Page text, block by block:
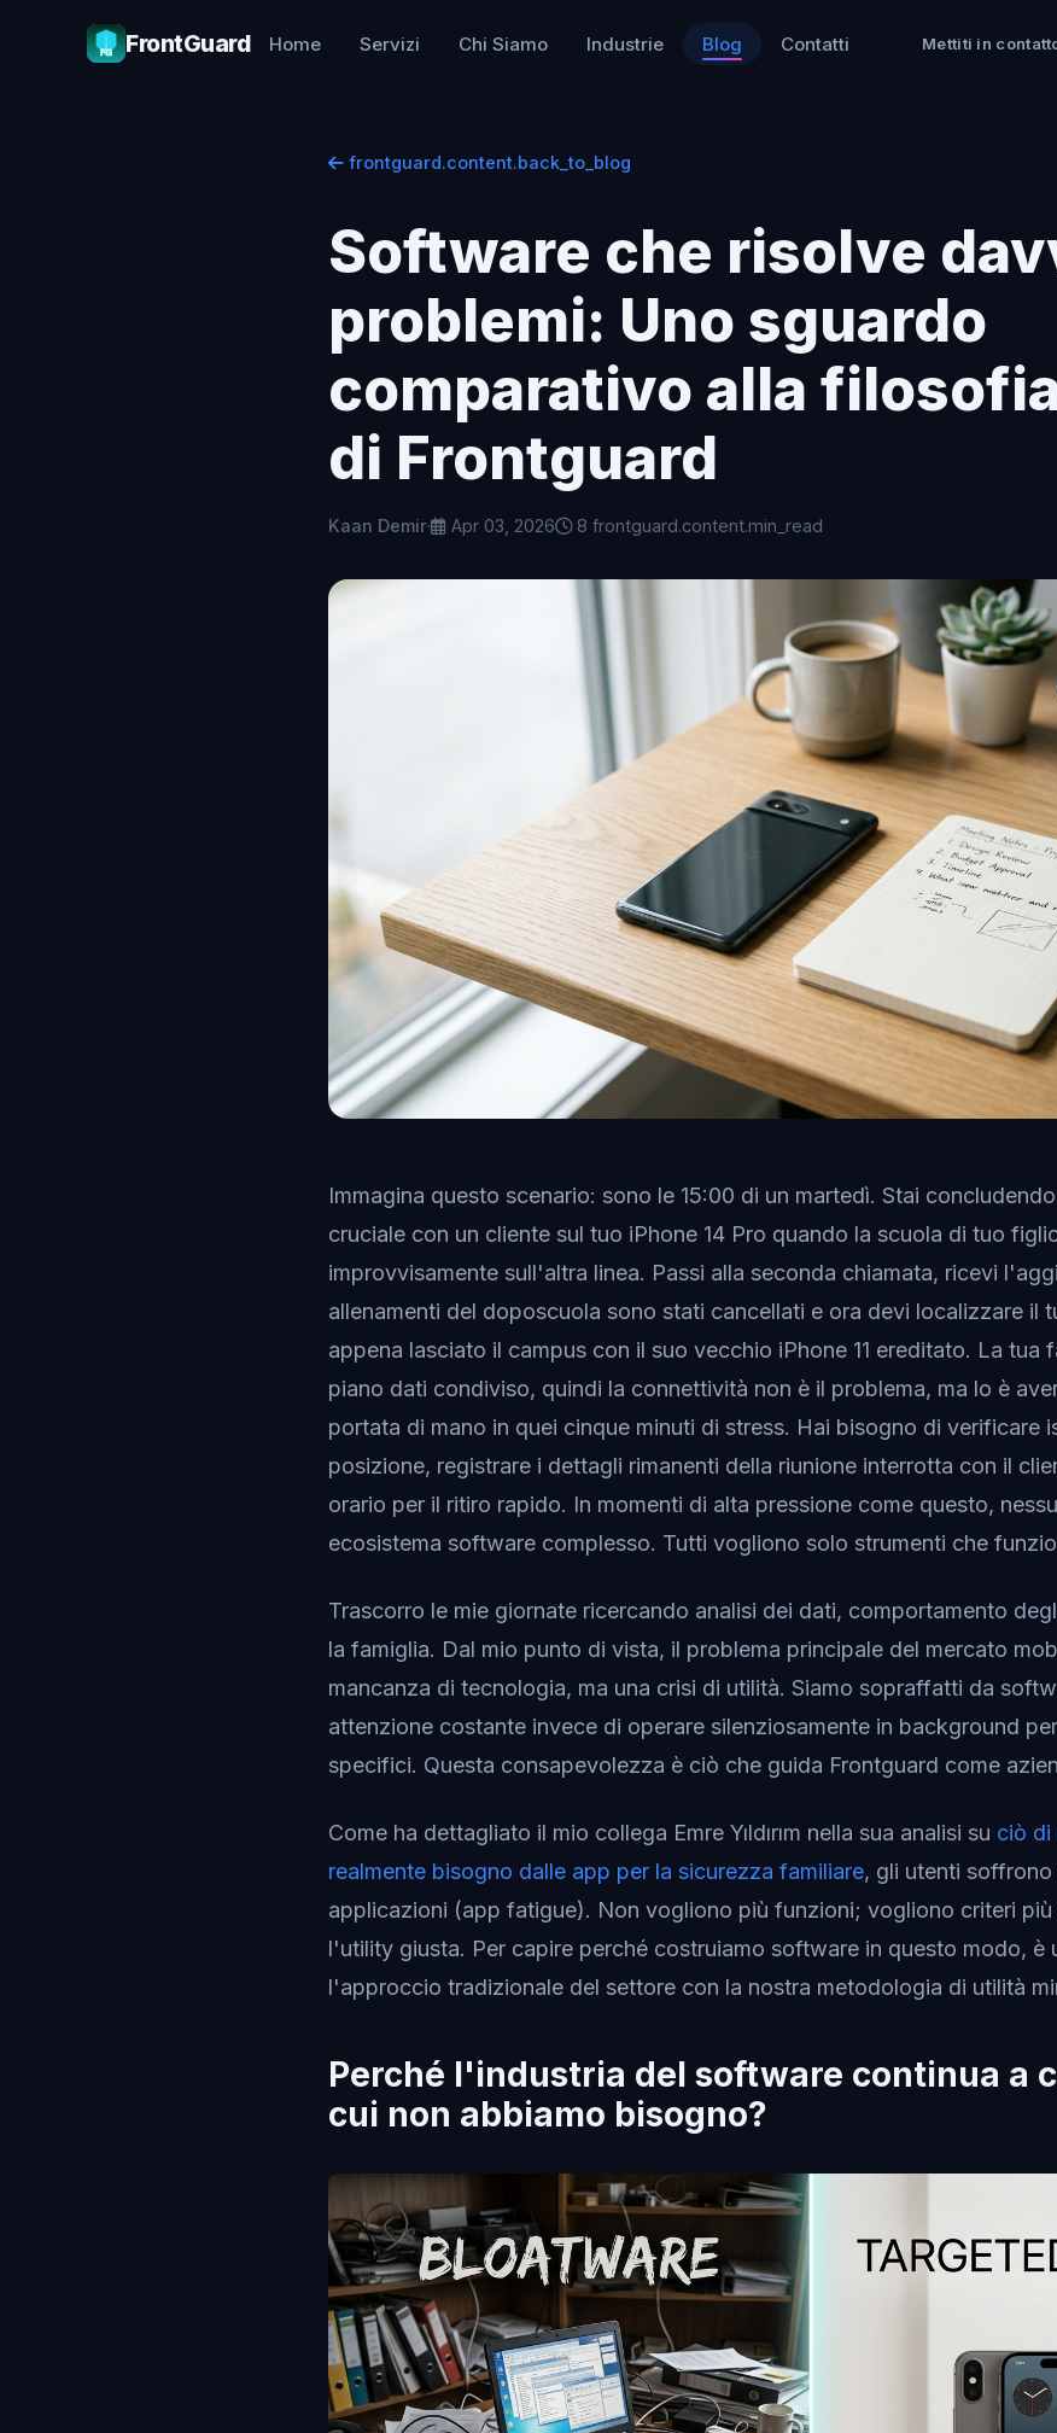
FrontGuard Home Servizi Chi Siamo Industrie Blog Contatti Mettiti in
frontguard.content.back_to_blog
Software che risolve
problemi: Uno sguardo
comparativo alla
di Frontguard
Kaan Demir· Apr 03, 2026 8 frontguard.content.min_read
Immagina questo scenario: sono le 15:00 di un martedì. Stai
cruciale con un cliente sul tuo iPhone 14 Pro quando la scuola di tuo
improvvisamente sull'altra linea. Passi alla seconda chiamata, ricevi
allenamenti del doposcuola sono stati cancellati e ora devi localizzare il
appena lasciato il campus con il suo vecchio iPhone 11 ereditato. La tua
piano dati condiviso, quindi la connettività non è il problema, ma lo è
portata di mano in quei cinque minuti di stress. Hai bisogno di verificare
posizione, registrare i dettagli rimanenti della riunione interrotta con il
orario per il ritiro rapido. In momenti di alta pressione come questo,
ecosistema software complesso. Tutti vogliono solo strumenti che
Trascorro le mie giornate ricercando analisi dei dati, comportamento
la famiglia. Dal mio punto di vista, il problema principale del mercato
mancanza di tecnologia, ma una crisi di utilità. Siamo sopraffatti da
attenzione costante invece di operare silenziosamente in background
specifici. Questa consapevolezza è ciò che guida Frontguard come
Come ha dettagliato il mio collega Emre Yıldırım nella sua analisi su ciò di
realmente bisogno dalle app per la sicurezza familiare, gli utenti
applicazioni (app fatigue). Non vogliono più funzioni; vogliono criteri più
l'utility giusta. Per capire perché costruiamo software in questo modo, è
l'approccio tradizionale del settore con la nostra metodologia di utilità
Perché l'industria del software continua a
cui non abbiamo bisogno?